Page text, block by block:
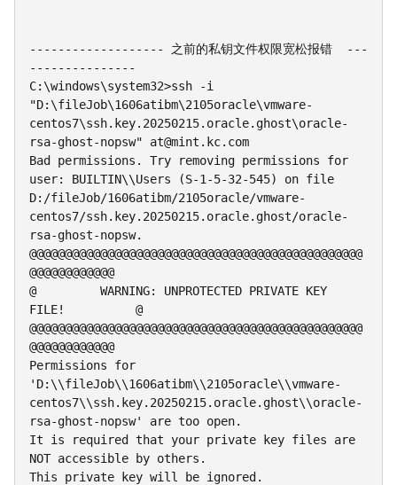
------------------- 之前的私钥文件权限宽松报错  ---
---------------
C:\windows\system32>ssh -i
"D:\fileJob\1606atibm\2105oracle\vmware-
centos7\ssh.key.20250215.oracle.ghost\oracle-
rsa-ghost-nopsw" at@mint.kc.com
Bad permissions. Try removing permissions for
user: BUILTIN\\Users (S-1-5-32-545) on file
D:/fileJob/1606atibm/2105oracle/vmware-
centos7/ssh.key.20250215.oracle.ghost/oracle-
rsa-ghost-nopsw.
@@@@@@@@@@@@@@@@@@@@@@@@@@@@@@@@@@@@@@@@@@@@@@@
@@@@@@@@@@@@
@         WARNING: UNPROTECTED PRIVATE KEY
FILE!          @
@@@@@@@@@@@@@@@@@@@@@@@@@@@@@@@@@@@@@@@@@@@@@@@
@@@@@@@@@@@@
Permissions for
'D:\\fileJob\\1606atibm\\2105oracle\\vmware-
centos7\\ssh.key.20250215.oracle.ghost\\oracle-
rsa-ghost-nopsw' are too open.
It is required that your private key files are
NOT accessible by others.
This private key will be ignored.